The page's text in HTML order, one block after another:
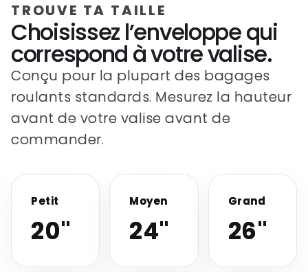
TROUVE TA TAILLE
Choisissez l’enveloppe qui
correspond à votre valise.
Conçu pour la plupart des bagages
roulants standards. Mesurez la hauteur
avant de votre valise avant de
commander.
Petit
20"
Moyen
24"
Grand
26"